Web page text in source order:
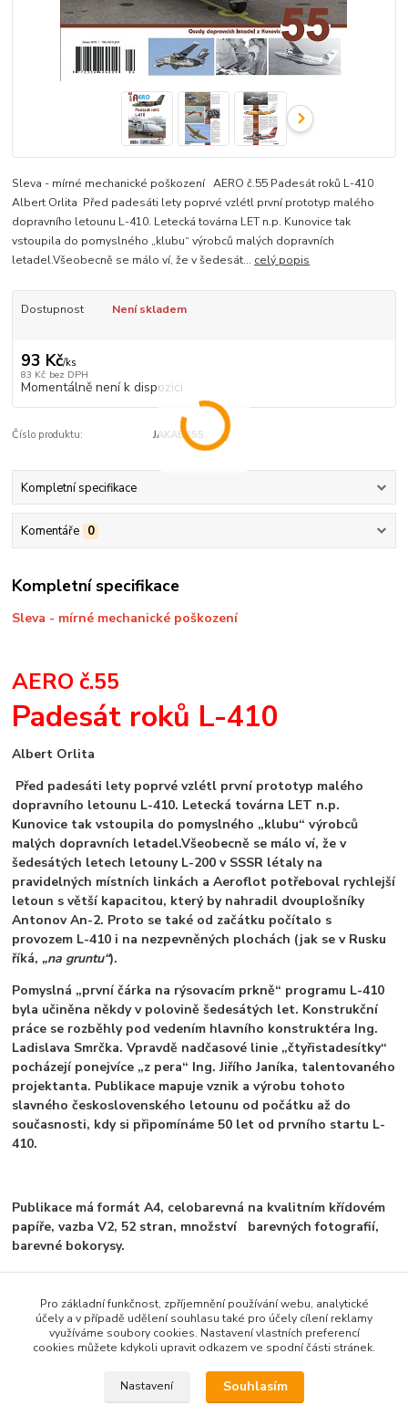
Sleva - mírné mechanické poškození AERO č.55 Padesát roků L-410
Albert Orlita Před padesáti lety poprvé vzlétl první prototyp malého
dopravního letounu L-410. Letecká továrna LET n.p. Kunovice tak
vstoupila do pomyslného „klubu“ výrobců malých dopravních
letadel.Všeobecně se málo ví, že v šedesát... celý popis
Dostupnost Není skladem
93 Kč/ks
83 Kč bez DPH
Momentálně není k dispozici
Číslo produktu: JAKAB455
Kompletní specifikace
Komentáře 0
Kompletní specifikace
Sleva - mírné mechanické poškození
AERO č.55
Padesát roků L-410
Albert Orlita
Před padesáti lety poprvé vzlétl první prototyp malého
dopravního letounu L-410. Letecká továrna LET n.p.
Kunovice tak vstoupila do pomyslného „klubu“ výrobců
malých dopravních letadel.Všeobecně se málo ví, že v
šedesátých letech letouny L-200 v SSSR létaly na
pravidelných místních linkách a Aeroflot potřeboval rychlejší
letoun s větší kapacitou, který by nahradil dvouplošníky
Antonov An-2. Proto se také od začátku počítalo s
provozem L-410 i na nezpevněných plochách (jak se v Rusku
říká,„na gruntu“).
Pomyslná „první čárka na rýsovacím prkně“ programu L-410
byla učiněna někdy v polovině šedesátých let. Konstrukční
práce se rozběhly pod vedením hlavního konstruktéra Ing.
Ladislava Smrčka. Vpravdě nadčasové linie „čtyřistadesítky“
pocházejí ponejvíce „z pera“ Ing. Jiřího Janíka, talentovaného
projektanta. Publikace mapuje vznik a výrobu tohoto
slavného československého letounu od počátku až do
současnosti, kdy si připomínáme 50 let od prvního startu L-
410.
Publikace má formát A4, celobarevná na kvalitním křídovém
papíře, vazba V2, 52 stran, množství barevných fotografií,
barevné bokorysy.
Zboží zařazeno v kategoriích
Doprodej se slevou
Pro základní funkčnost, zpříjemnění používání webu, analytické
účely a v případě udělení souhlasu také pro účely cílení reklamy
využíváme soubory cookies. Nastavení vlastních preferencí
cookies můžete kdykoli upravit odkazem ve spodní části stránek.
Nastavení Souhlasím